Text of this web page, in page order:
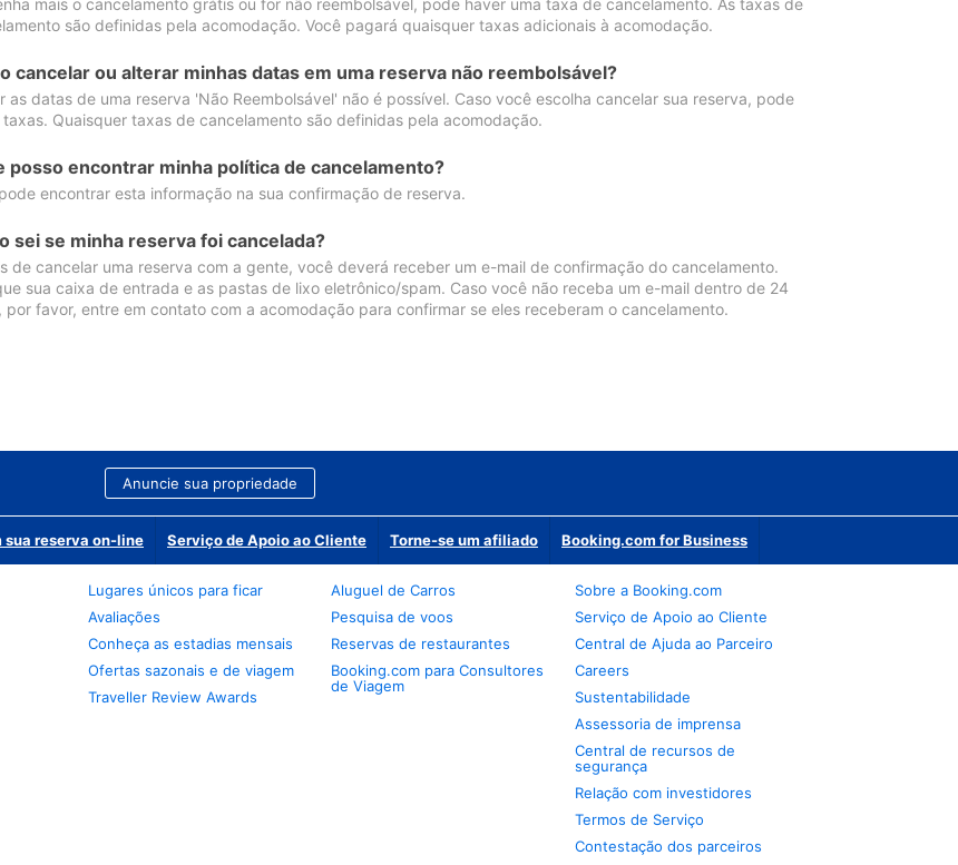
mais o cancelamento grátis ou for não reembolsável, pode haver uma taxa de cancelamento. As taxas de
são definidas pela acomodação. Você pagará quaisquer taxas adicionais à acomodação.
cancelar ou alterar minhas datas em uma reserva não reembolsável?
as datas de uma reserva 'Não Reembolsável' não é possível. Caso você escolha cancelar sua reserva, pode
taxas. Quaisquer taxas de cancelamento são definidas pela acomodação.
posso encontrar minha política de cancelamento?
encontrar esta informação na sua confirmação de reserva.
sei se minha reserva foi cancelada?
de cancelar uma reserva com a gente, você deverá receber um e-mail de confirmação do cancelamento.
sua caixa de entrada e as pastas de lixo eletrônico/spam. Caso você não receba um e-mail dentro de 24
por favor, entre em contato com a acomodação para confirmar se eles receberam o cancelamento.
Anuncie sua propriedade
sua reserva on-line Serviço de Apoio ao Cliente Torne-se um afiliado Booking.com for Business
Lugares únicos para ficar
Avaliações
Conheça as estadias mensais
Ofertas sazonais e de viagem
Traveller Review Awards
Aluguel de Carros
Pesquisa de voos
Reservas de restaurantes
Booking.com para Consultores
de Viagem
Sobre a Booking.com
Serviço de Apoio ao Cliente
Central de Ajuda ao Parceiro
Careers
Sustentabilidade
Assessoria de imprensa
Central de recursos de
segurança
Relação com investidores
Termos de Serviço
Contestação dos parceiros